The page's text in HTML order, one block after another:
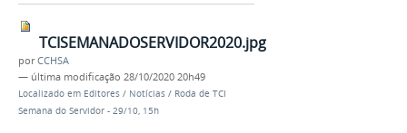
TCISEMANADOSERVIDOR2020.jpg
porCCHSA
— última modificação 28/10/2020 20h49
Localizado em Editores / Notícias / Roda de TCI
Semana do Servidor - 29/10, 15h